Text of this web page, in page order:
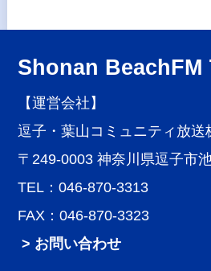
Shonan BeachFM
【運営会社】
逗子・葉山コミュニティ放送
〒249-0003 神奈川県逗子市
TEL：046-870-3313
FAX：046-870-3323
> お問い合わせ